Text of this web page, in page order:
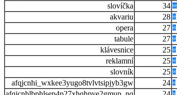
slovíčka
34
akvariu
28
opera
27
tabule
27
klávesnice
25
reklamní
25
slovník
25
afqjcnhi_wxkee3yugo8tvlvtsipjyb3gw
24